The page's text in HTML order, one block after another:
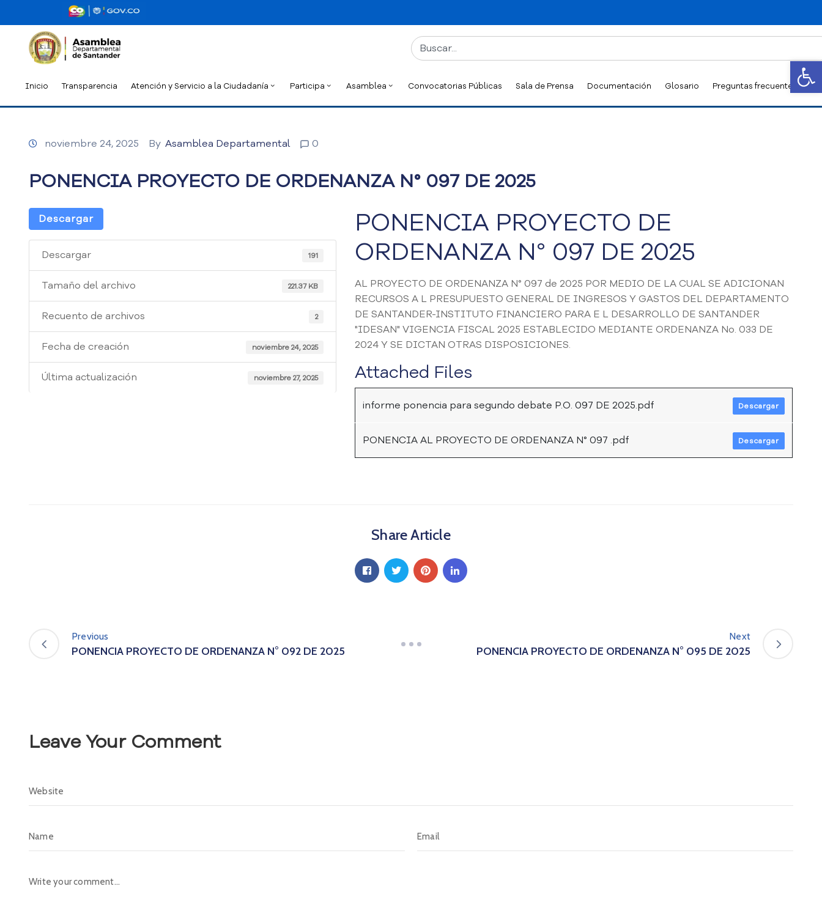
Inicio Transparencia Atención y Servicio a la Ciudadanía Participa Asamblea Convocatorias Públicas Sala de Prensa Documentación Glosario Preguntas frecuentes
noviembre 24, 2025 By Asamblea Departamental 0
PONENCIA PROYECTO DE ORDENANZA N° 097 DE 2025
Descargar
Descargar 191
Tamaño del archivo 221.37 KB
Recuento de archivos 2
Fecha de creación noviembre 24, 2025
Última actualización noviembre 27, 2025
PONENCIA PROYECTO DE
ORDENANZA N° 097 DE 2025
AL PROYECTO DE ORDENANZA N° 097 de 2025 POR MEDIO DE LA CUAL SE ADICIONAN
RECURSOS A L PRESUPUESTO GENERAL DE INGRESOS Y GASTOS DEL DEPARTAMENTO
DE SANTANDER-INSTITUTO FINANCIERO PARA E L DESARROLLO DE SANTANDER
"IDESAN" VIGENCIA FISCAL 2025 ESTABLECIDO MEDIANTE ORDENANZA No. 033 DE
2024 Y SE DICTAN OTRAS DISPOSICIONES.
Attached Files
informe ponencia para segundo debate P.O. 097 DE 2025.pdf Descargar
PONENCIA AL PROYECTO DE ORDENANZA N° 097 .pdf Descargar
Share Article
Previous
PONENCIA PROYECTO DE ORDENANZA N° 092 DE 2025
Next
PONENCIA PROYECTO DE ORDENANZA N° 095 DE 2025
Leave Your Comment